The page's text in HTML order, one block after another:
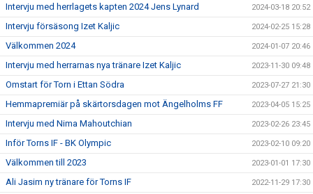
Intervju med herrlagets kapten 2024 Jens Lynard 2024-03-18 20:52
Intervju försäsong Izet Kaljic 2024-02-25 15:28
Välkommen 2024 2024-01-07 20:46
Intervju med herrarnas nya tränare Izet Kaljic 2023-11-30 09:48
Omstart för Torn i Ettan Södra 2023-07-27 21:30
Hemmapremiär på skärtorsdagen mot Ängelholms FF 2023-04-05 15:25
Intervju med Nima Mahoutchian 2023-02-26 23:45
Inför Torns IF - BK Olympic 2023-02-10 09:20
Välkommen till 2023 2023-01-01 17:30
Ali Jasim ny tränare för Torns IF 2022-11-29 17:30